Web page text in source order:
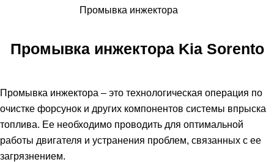
Genesis
Промывка инжектора
Промывка инжектора Kia Sorento
Промывка инжектора – это технологическая операция по
очистке форсунок и других компонентов системы впрыска
топлива. Ее необходимо проводить для оптимальной
работы двигателя и устранения проблем, связанных с ее
загрязнением.